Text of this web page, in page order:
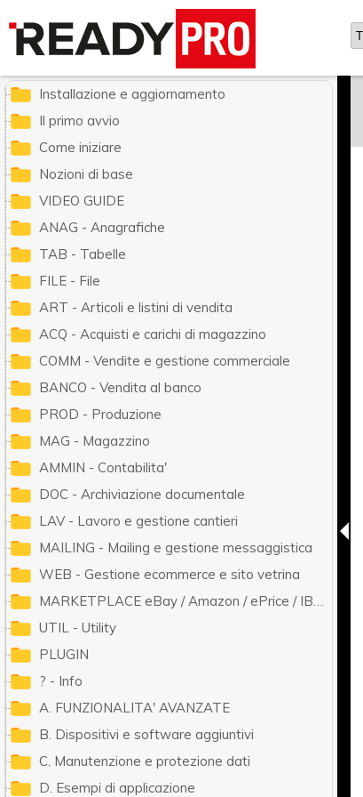
Ready Pro - Manuale utente
Installazione e aggiornamento
Il primo avvio
Come iniziare
Nozioni di base
VIDEO GUIDE
ANAG - Anagrafiche
TAB - Tabelle
FILE - File
ART - Articoli e listini di vendita
ACQ - Acquisti e carichi di magazzino
COMM - Vendite e gestione commerciale
BANCO - Vendita al banco
PROD - Produzione
MAG - Magazzino
AMMIN - Contabilita'
DOC - Archiviazione documentale
LAV - Lavoro e gestione cantieri
MAILING - Mailing e gestione messaggistica
WEB - Gestione ecommerce e sito vetrina
MARKETPLACE eBay / Amazon / ePrice / IBS.it / ManoMano / Cdiscount / Zalando / Leroy Merlin
UTIL - Utility
PLUGIN
? - Info
A. FUNZIONALITA' AVANZATE
B. Dispositivi e software aggiuntivi
C. Manutenzione e protezione dati
D. Esempi di applicazione